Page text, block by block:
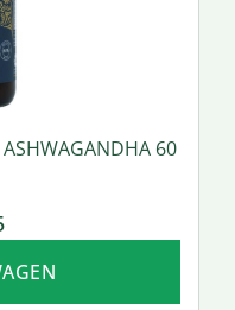
ASHWAGANDHA 60